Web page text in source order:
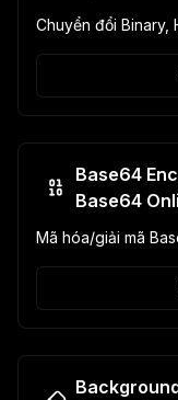
Chuyển đổi Binary,
Base64
Base64
Mã hóa/giải mã